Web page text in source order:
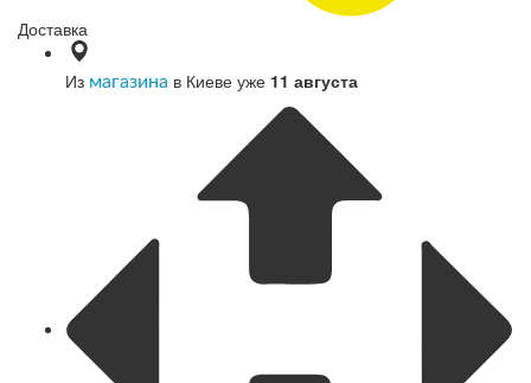
Доставка
Из магазина в Киеве уже 11 августа